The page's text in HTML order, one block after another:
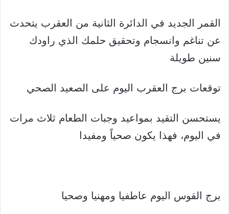
القمر الجديد في الدائرة الثانية من العقرب يتحدث
عن تناغم وانسجام وتحقيق حلمك الذي راودك
سنين طويلة
توقعات برج العقرب اليوم على الصعيد الصحي
يستحسن التقيد بمواعيد وجبات الطعام ثلاث مرات
في اليوم، فهذا يكون صحياً ومفيدا
برج القوس اليوم عاطفيا ومهنيا وصحيا